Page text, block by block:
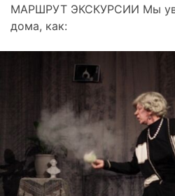
МАРШРУТ ЭКСКУРСИИ Мы
дома, как: